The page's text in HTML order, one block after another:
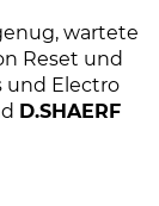
wartete
Reset und
und Electro
D.SHAERF